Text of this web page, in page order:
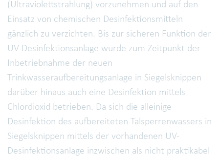
(Ultraviolettstrahlung) vorzunehmen und auf den
Einsatz von chemischen Desinfektionsmitteln
gänzlich zu verzichten. Bis zur sicheren Funktion der
UV-Desinfektionsanlage wurde zum Zeitpunkt der
Inbetriebnahme der neuen
Trinkwasseraufbereitungsanlage in Siegelsknippen
darüber hinaus auch eine Desinfektion mittels
Chlordioxid betrieben. Da sich die alleinige
Desinfektion des aufbereiteten Talsperrenwassers in
Siegelsknippen mittels der vorhandenen UV-
Desinfektionsanlage inzwischen als nicht praktikabel